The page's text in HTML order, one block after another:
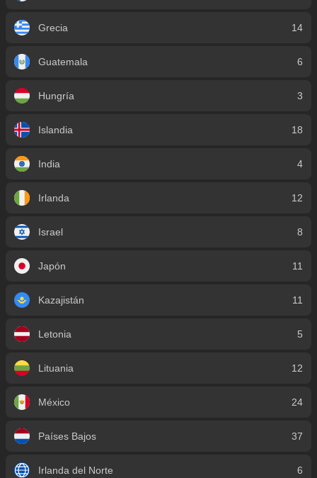
Grecia 14
Guatemala 6
Hungría 3
Islandia 18
India 4
Irlanda 12
Israel 8
Japón 11
Kazajistán 11
Letonia 5
Lituania 12
México 24
Países Bajos 37
Irlanda del Norte 6